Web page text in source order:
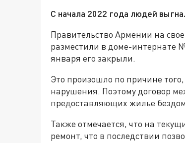
С начала 2022 года людей
Правительство Армении на
разместили в доме-интернате
января его закрыли.
Это произошло по причине
нарушения. Поэтому договор
предоставляющих жилье
Также отмечается, что на
ремонт, что в последствии